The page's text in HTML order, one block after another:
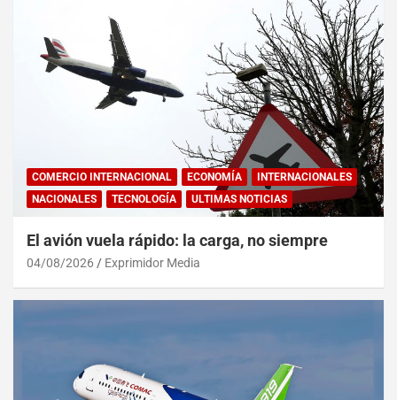
COMERCIO INTERNACIONAL ECONOMÍA
INTERNACIONALES
NACIONALES
TECNOLOGÍA ULTIMAS NOTICIAS
El avión vuela rápido: la carga, no siempre
04/08/2026 Exprimidor Media